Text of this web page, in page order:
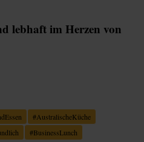
lebhaft im Herzen von
#AustralischeKüche
#BusinessLunch